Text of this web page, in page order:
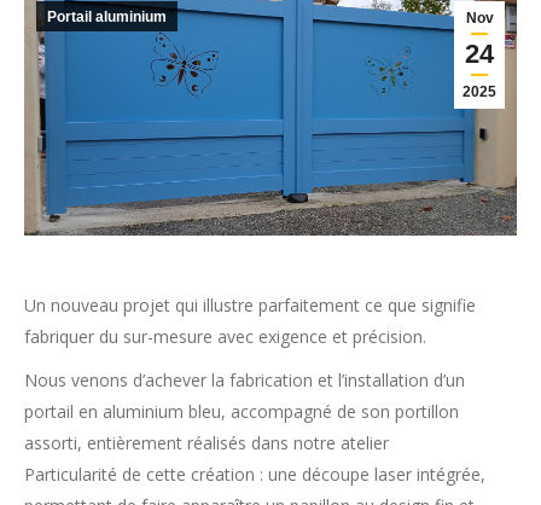
Nov
24
2025
Portail aluminium
Un nouveau projet qui illustre parfaitement ce que signifie
fabriquer du sur-mesure avec exigence et précision.
Nous venons d’achever la fabrication et l’installation d’un
portail en aluminium bleu, accompagné de son portillon
assorti, entièrement réalisés dans notre atelier
Particularité de cette création : une découpe laser intégrée,